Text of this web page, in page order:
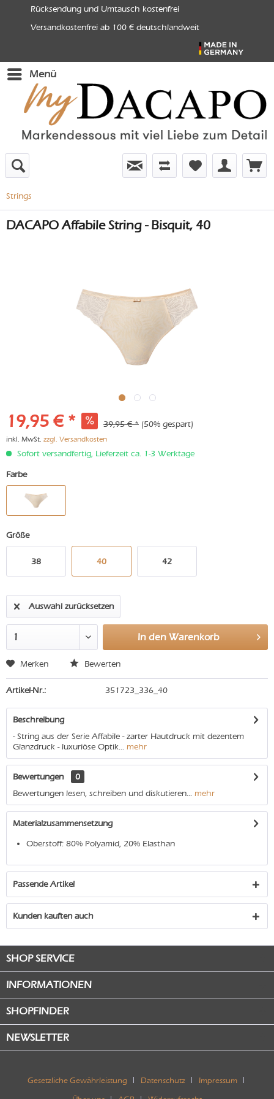
Rücksendung und Umtausch kostenfrei
Versandkostenfrei ab 100 € deutschlandweit
Menü
Strings
DACAPO Affabile String - Bisquit, 40
19,95 € * 39,95 € * (50% gespart)
inkl. MwSt. zzgl. Versandkosten
Sofort versandfertig, Lieferzeit ca. 1-3 Werktage
Farbe
Größe
38 40 42
Auswahl zurücksetzen
In den Warenkorb
Merken Bewerten
Artikel-Nr.: 351723_336_40
Beschreibung
- String aus der Serie Affabile - zarter Hautdruck mit dezentem
Glanzdruck - luxuriöse Optik... mehr
Bewertungen
0
Bewertungen lesen, schreiben und diskutieren... mehr
Materialzusammensetzung
Oberstoff: 80% Polyamid, 20% Elasthan
Passende Artikel
Kunden kauften auch
SHOP SERVICE
INFORMATIONEN
SHOPFINDER
NEWSLETTER
Gesetzliche Gewährleistung Datenschutz Impressum